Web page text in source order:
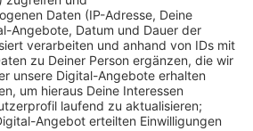
nicht beheizt. Die
derzeit bei nur knapp 18 Grad,
gab in den vergangenen Tagen
Eine einwöchige
nicht aus, das Becken wieder
aufzuwärmen. Die diesjährige